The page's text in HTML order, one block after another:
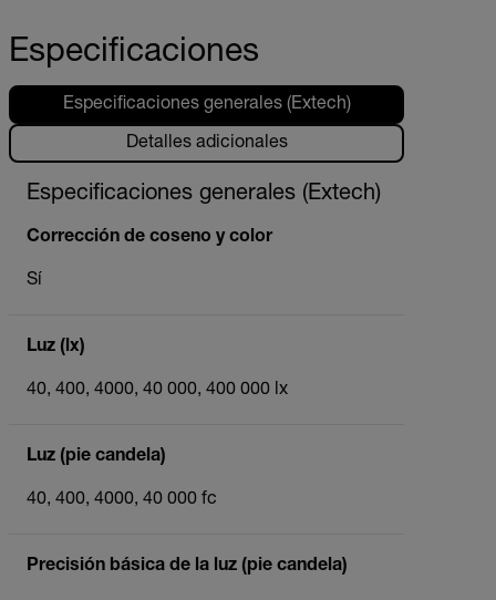
Especificaciones
Especificaciones generales (Extech)
Detalles adicionales
Especificaciones generales (Extech)
Corrección de coseno y color
Sí
Luz (lx)
40, 400, 4000, 40 000, 400 000 lx
Luz (pie candela)
40, 400, 4000, 40 000 fc
Precisión básica de la luz (pie candela)